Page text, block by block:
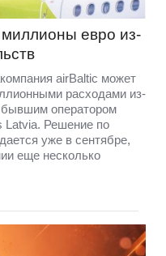
евро из-
airBaltic может
расходами из-
бывшим оператором
Latvia. Решение по
уже в сентябре,
еще несколько